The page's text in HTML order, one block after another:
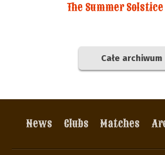
The Summer
Całe archiwum
News Clubs Matches